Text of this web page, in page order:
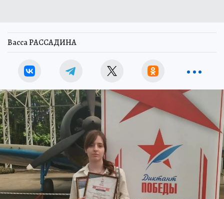
Васса РАССАДИНА